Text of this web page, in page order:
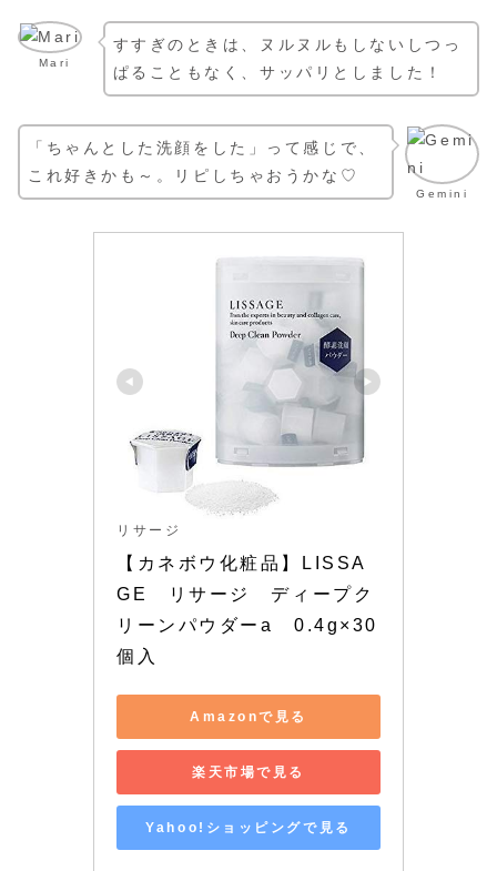
Mari
すすぎのときは、ヌルヌルもしないしつっ
ぱることもなく、サッパリとしました！
Gemini
「ちゃんとした洗顔をした」って感じで、
これ好きかも～。リピしちゃおうかな♡
リサージ
【カネボウ化粧品】LISSA
GE　リサージ　ディープク
リーンパウダーa　0.4g×30
個入
Amazonで見る
楽天市場で見る
Yahoo!ショッピングで見る